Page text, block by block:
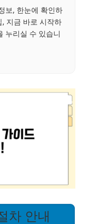
보, 한눈에 확인하
지금 바로 시작하
누리실 수 있습니
차 안내